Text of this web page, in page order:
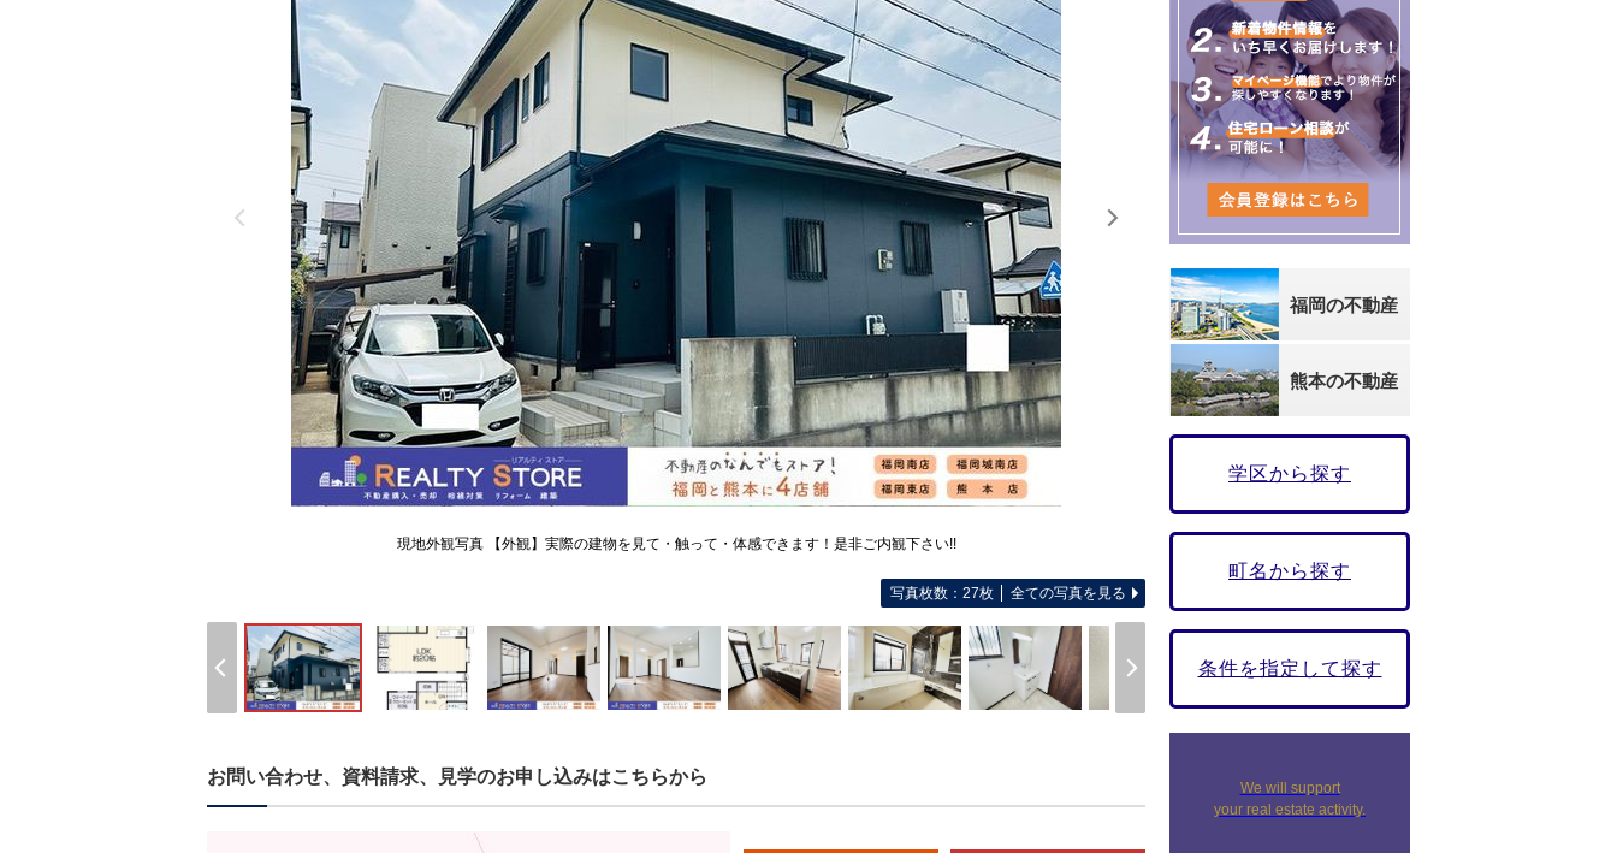
現地外観写真 【外観】実際の建物を見て・触って・体感できます！是非ご内観下さい!!
写真枚数：27枚 全ての写真を見る
お問い合わせ、資料請求、見学のお申し込みはこちらから
福岡の不動産
熊本の不動産
学区から探す
町名から探す
条件を指定して探す
We will support
your real estate activity.